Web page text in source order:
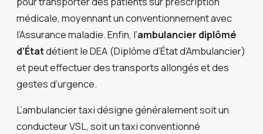
médicale, moyennant un conventionnement avec
l’Assurance maladie. Enfin, l’ambulancier diplômé
d’Étatdétient le DEA (Diplôme d’État d’Ambulancier)
et peut effectuer des transports allongés et des
gestes d’urgence.
L’ambulancier taxi désigne généralement soit un
conducteur VSL, soit un taxi conventionné